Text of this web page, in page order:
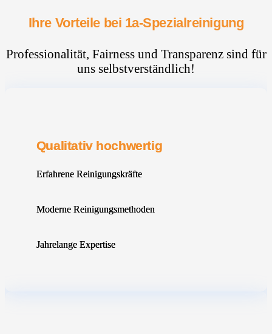
Ihre Vorteile bei 1a-Spezialreinigung
Professionalität, Fairness und Transparenz sind für
uns selbstverständlich!
Qualitativ hochwertig
Erfahrene Reinigungskräfte
Moderne Reinigungsmethoden
Jahrelange Expertise